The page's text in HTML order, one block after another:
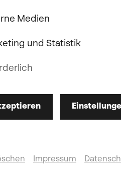
Medien
und Statistik
Impressum
Mozart & Poulenc
Ein Konzert, das die
Mozarts Violin-Konzert A-
Poulencs humorvoller
weiterlebt. Wagner
GlucksIphigénie en Aulide
und musikalischer